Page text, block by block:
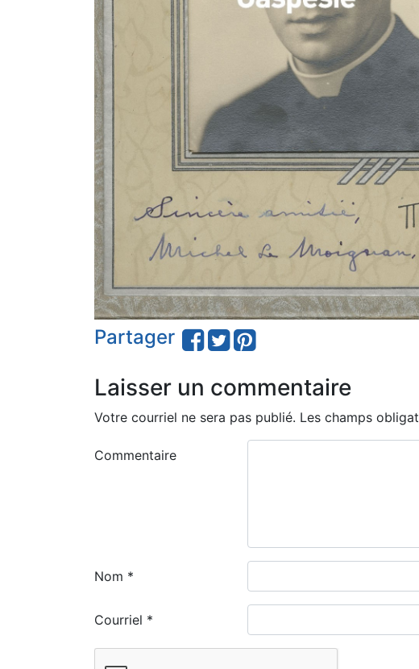
Partager
Laisser un commentaire
Votre courriel ne sera pas publié. Les champs
Commentaire
Nom *
Courriel *